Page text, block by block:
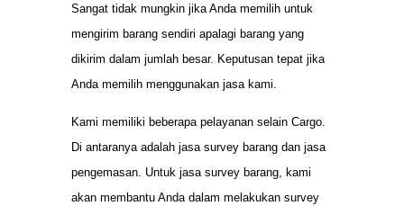
Sangat tidak mungkin jika Anda memilih untuk
mengirim barang sendiri apalagi barang yang
dikirim dalam jumlah besar. Keputusan tepat jika
Anda memilih menggunakan jasa kami.
Kami memiliki beberapa pelayanan selain Cargo.
Di antaranya adalah jasa survey barang dan jasa
pengemasan. Untuk jasa survey barang, kami
akan membantu Anda dalam melakukan survey